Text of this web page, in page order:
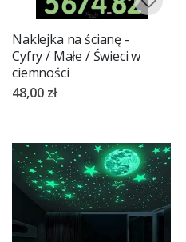
Naklejka na ścianę -
Cyfry / Małe / Świeci w
ciemności
48,00 zł